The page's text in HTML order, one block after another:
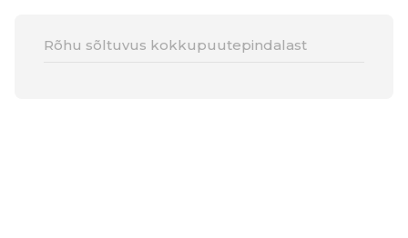
Rõhu sõltuvus kokkupuutepindalast